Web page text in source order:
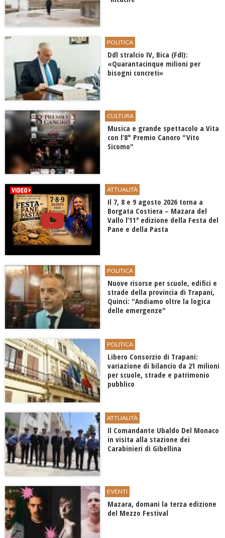
POLITICA
Ddl stralcio IV, Bica (FdI):
«Quarantacinque milioni per
bisogni concreti»
CULTURA
Musica e grande spettacolo a Vita
con l’8° Premio Canoro "Vito
Sicomo"
ATTUALITÀ
Il 7, 8 e 9 agosto 2026 torna a
Borgata Costiera – Mazara del
Vallo l’11ª edizione della Festa del
Pane e della Pasta
POLITICA
Nuove risorse per scuole, edifici e
strade della provincia di Trapani,
Quinci: "Andiamo oltre la logica
delle emergenze"
POLITICA
​Libero Consorzio di Trapani:
variazione di bilancio da 21 milioni
per scuole, strade e patrimonio
pubblico
ATTUALITÀ
​Il Comandante Ubaldo Del Monaco
in visita alla stazione dei
Carabinieri di Gibellina
EVENTI
Mazara, domani la terza edizione
del Mezzo Festival